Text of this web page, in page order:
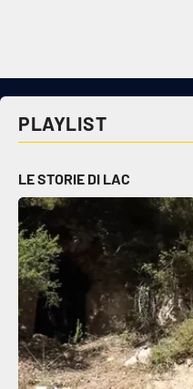
Politica
Società
Sport
RUBRICHE
Good Morning Vietnam
PLAYLIST
LE STORIE DI LAC